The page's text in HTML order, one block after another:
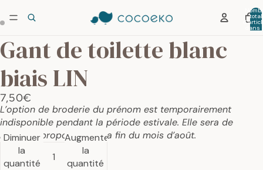
total
dans
Gant de toilette blanc
biais LIN
7,50€
L’option de broderie du prénom est temporairement
indisponible pendant la période estivale. Elle sera de
nouveau proposée dès la fin du mois d’août.
Diminuer
la
quantité
Augmenter
la
quantité